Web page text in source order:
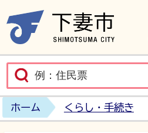
ホーム くらし・手続き